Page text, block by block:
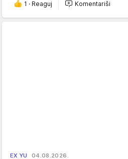
1 · Reaguj Komentariši
EX YU 04.08.2026.